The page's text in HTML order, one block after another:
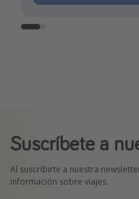
Suscríbete a
Al suscribirte a nuestra
información sobre viajes.